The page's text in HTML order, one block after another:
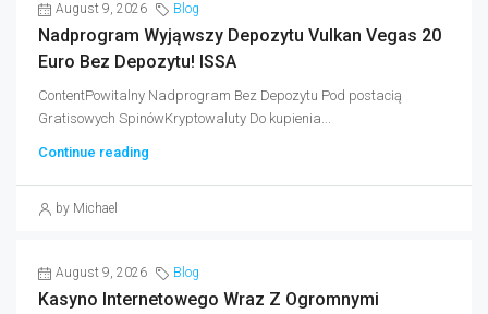
August 9, 2026 Blog
Nadprogram Wyjąwszy Depozytu Vulkan Vegas 20
Euro Bez Depozytu! ISSA
ContentPowitalny Nadprogram Bez Depozytu Pod postacią
Gratisowych SpinówKryptowaluty Do kupienia...
Continue reading
by Michael
August 9, 2026 Blog
Kasyno Internetowego Wraz Z Ogromnymi